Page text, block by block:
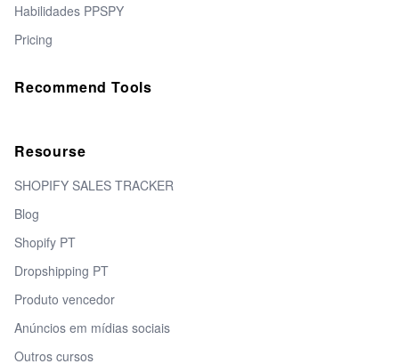
Habilidades PPSPY
Pricing
Recommend Tools
Resourse
SHOPIFY SALES TRACKER
Blog
Shopify PT
Dropshipping PT
Produto vencedor
Anúncios em mídias sociais
Outros cursos